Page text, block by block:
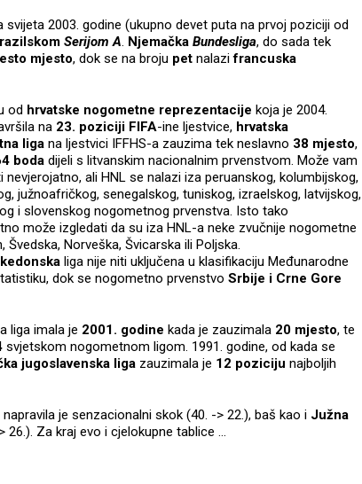
svijeta 2003. godine (ukupno devet puta na prvoj poziciji od
Serijom A. Njemačka Bundesliga, do sada tek
mjesto, dok se na broju pet nalazifrancuska
od hrvatske nogometne reprezentacije koja je 2004.
na 23. poziciji FIFA-ine ljestvice, hrvatska
liga na ljestvici IFFHS-a zauzima tek neslavno 38 mjesto,
boda dijeli s litvanskim nacionalnim prvenstvom. Može vam
nevjerojatno, ali HNL se nalazi iza peruanskog, kolumbijskog,
južnoafričkog, senegalskog, tuniskog, izraelskog, latvijskog,
i slovenskog nogometnog prvenstva. Isto tako
može izgledati da su iza HNL-a neke zvučnije nogometne
Norveška, Švicarska ili Poljska.
liga nije niti uključena u klasifikaciju Međunarodne
dok se nogometno prvenstvo Srbije i Crne Gore
liga imala je 2001. godine kada je zauzimala 20 mjesto, te
svjetskom nogometnom ligom. 1991. godine, od kada se
jugoslavenska liga zauzimala je 12 poziciju najboljih
napravila je senzacionalni skok (40. -> 22.), baš kao i Južna
26.). Za kraj evo i cjelokupne tablice …